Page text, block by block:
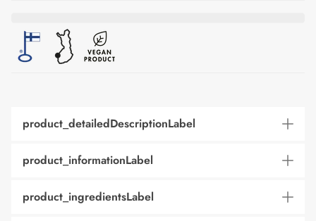
product_detailedDescriptionLabel
product_informationLabel
product_ingredientsLabel